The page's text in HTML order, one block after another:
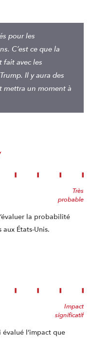
pour les
C’est ce que la
fait avec les
Il y aura des
mettra un moment à
la probabilité
États-Unis.
Très
probable
l’impact que
Impact
significatif